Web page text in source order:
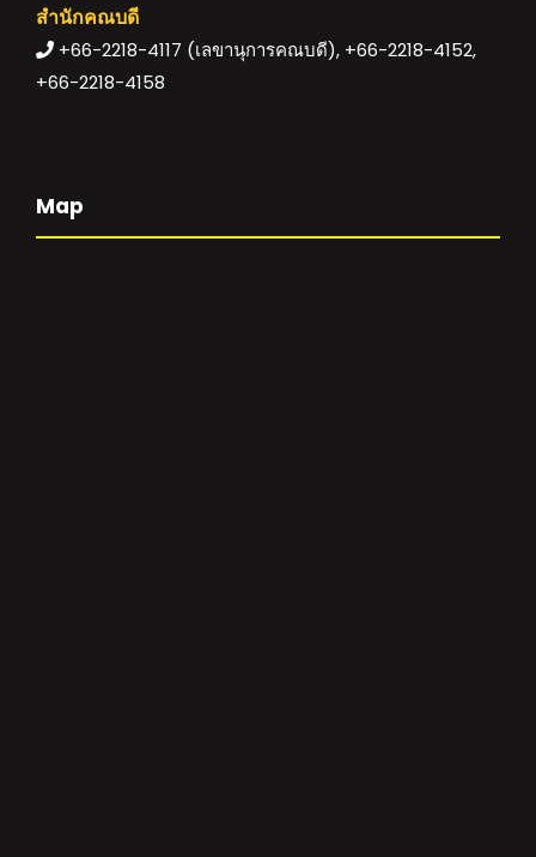
สำนักคณบดี
+66-2218-4117 (เลขานุการคณบดี), +66-2218-4152,
+66-2218-4158
Map